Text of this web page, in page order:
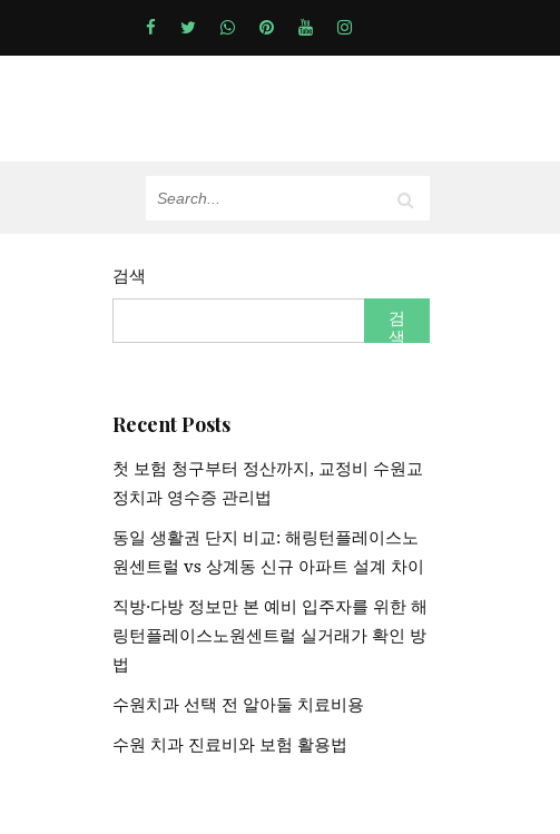
검색
검
색
Recent Posts
첫 보험 청구부터 정산까지, 교정비 수원교
정치과 영수증 관리법
동일 생활권 단지 비교: 해링턴플레이스노
원센트럴 vs 상계동 신규 아파트 설계 차이
직방·다방 정보만 본 예비 입주자를 위한 해
링턴플레이스노원센트럴 실거래가 확인 방
법
수원치과 선택 전 알아둘 치료비용
수원 치과 진료비와 보험 활용법